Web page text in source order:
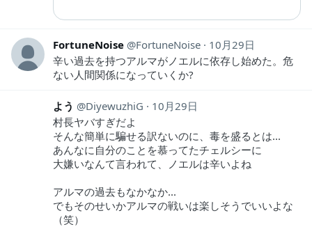
FortuneNoise FortuneNoise
10月29日
辛い過去を持つアルマがノエルに依存し始めた。危
ない人間関係になっていくか?
よう DiyewuzhiG
10月29日
村長ヤバすぎだよ
そんな簡単に騙せる訳ないのに、毒を盛るとは...
あんなに自分のことを慕ってたチェルシーに
大嫌いなんて言われて、ノエルは辛いよね
アルマの過去もなかなか...
でもそのせいかアルマの戦いは楽しそうでいいよな
（笑）